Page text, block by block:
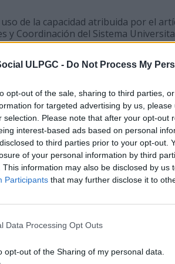
ULPGC - Do Not Process My
opt-out of the sale, sharing to third parties,
for targeted advertising by us,
selection. Please note that after your opt-out
interest-based ads based on personal
to third parties prior to your opt-out.
of your personal information by third
This information may also be disclosed by us
Participants that may further disclose it to
Data Processing Opt Outs
opt-out of the Sharing of my personal data.
de la capacidad atribuida por el
y Coordinación del Sistema
por el Pleno del Consejo Social
de crédito, entre gastos en
noventa y tres con setenta y
01002 (programa 42C)
de la capacidad atribuida por el
y Coordinación del Sistema
por el Pleno del Consejo Social
de crédito, entre gastos en bienes
con aplicación y cobertura
.
de la capacidad atribuida por el
y Coordinación del Sistema
por el Pleno del Consejo Social